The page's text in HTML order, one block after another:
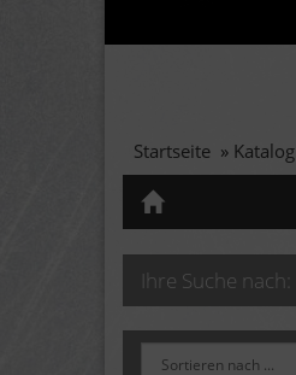
Startseite » Katalog
Ihre Suche